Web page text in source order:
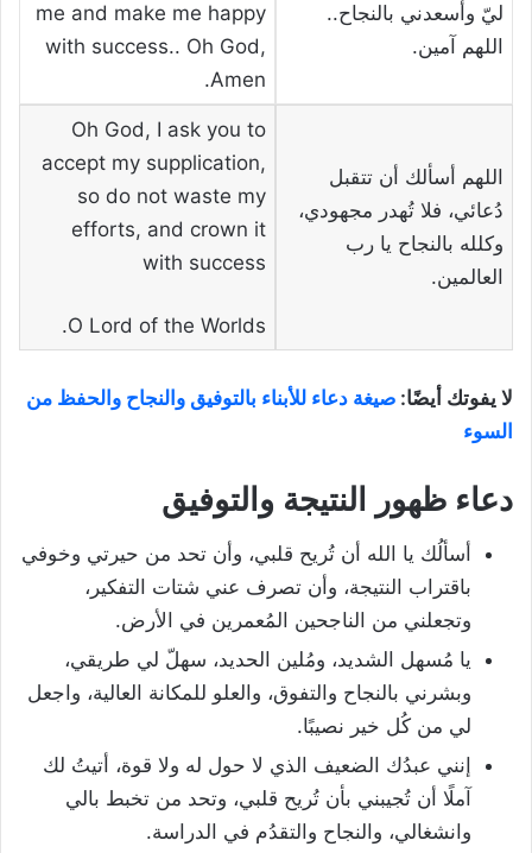
ليّ وأسعدني بالنجاح..
اللهم آمين.
me and make me happy
with success.. Oh God,
Amen.
اللهم أسألك أن تتقبل
دُعائي، فلا تُهدر مجهودي،
وكلله بالنجاح يا رب
العالمين.
Oh God, I ask you to
accept my supplication,
so do not waste my
efforts, and crown it
with success
O Lord of the Worlds.
لا يفوتك أيضًا: صيغة دعاء للأبناء بالتوفيق والنجاح والحفظ من
السوء
دعاء ظهور النتيجة والتوفيق
أسألُك يا الله أن تُريح قلبي، وأن تحد من حيرتي وخوفي
باقتراب النتيجة، وأن تصرف عني شتات التفكير،
وتجعلني من الناجحين المُعمرين في الأرض.
يا مُسهل الشديد، ومُلين الحديد، سهلّ لي طريقي،
وبشرني بالنجاح والتفوق، والعلو للمكانة العالية، واجعل
لي من كُل خير نصيبًا.
إنني عبدُك الضعيف الذي لا حول له ولا قوة، أتيتُ لك
آملًا أن تُجيبني بأن تُريح قلبي، وتحد من تخبط بالي
وانشغالي، والنجاح والتقدُم في الدراسة.